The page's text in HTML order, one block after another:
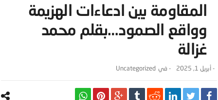
المقاومة بين ادعاءات الهزيمة
وواقع الصمود…بقلم محمد
غزالة
-أبريل 1, 2025 - ‎في Uncategorized